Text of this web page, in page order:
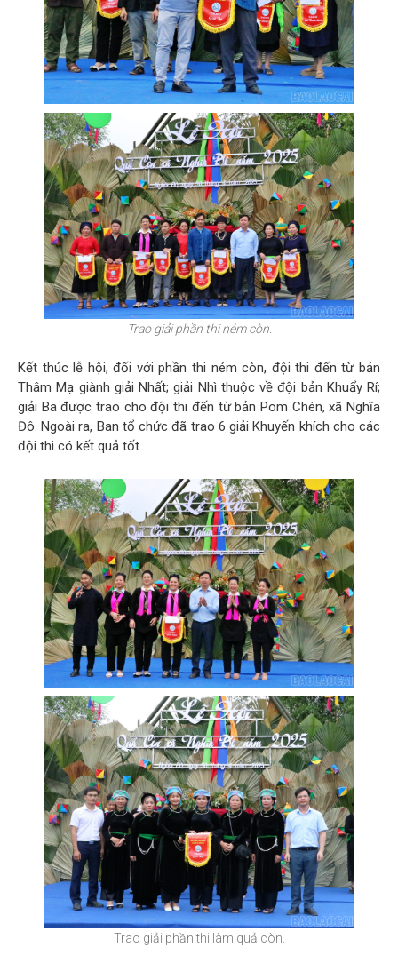
Trao giải phần thi ném còn.
Kết thúc lễ hội, đối với phần thi ném còn, đội thi đến từ bản
Thâm Mạ giành giải Nhất; giải Nhì thuộc về đội bản Khuẩy Rí;
giải Ba được trao cho đội thi đến từ bản Pom Chén, xã Nghĩa
Đô. Ngoài ra, Ban tổ chức đã trao 6 giải Khuyến khích cho các
đội thi có kết quả tốt.
Trao giải phần thi làm quả còn.